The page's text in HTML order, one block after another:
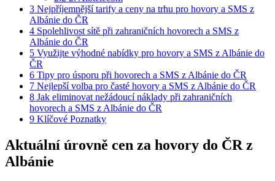
3 Nejpříjemnější tarify a ⁣ceny na trhu pro​ hovory a SMS z
Albánie do ČR
4 Spolehlivost sítě při zahraničních hovorech a SMS z
Albánie⁢ do ČR
5 Využijte výhodné nabídky pro hovory a SMS z Albánie do
ČR
6 Tipy pro úsporu při hovorech a SMS z⁤ Albánie do ČR
7 Nejlepší volba pro časté‍ hovory a ‌SMS z Albánie do ČR
8 Jak eliminovat nežádoucí náklady při zahraničních⁤
hovorech a SMS z Albánie do ČR
9 Klíčové Poznatky
Aktuální úrovně cen za hovory‍ do ČR z
Albánie